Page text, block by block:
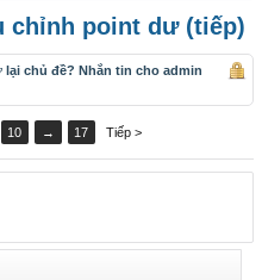
chỉnh point dư (tiếp)
lại chủ đề? Nhắn tin cho admin
10 → 17 Tiếp >